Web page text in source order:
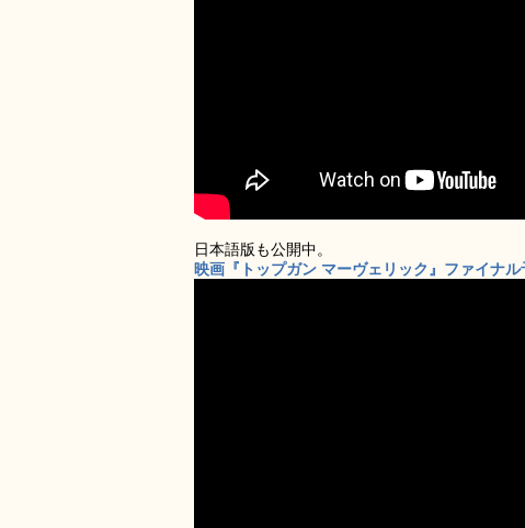
日本語版も公開中。
映画『トップガン マーヴェリック』ファイナ